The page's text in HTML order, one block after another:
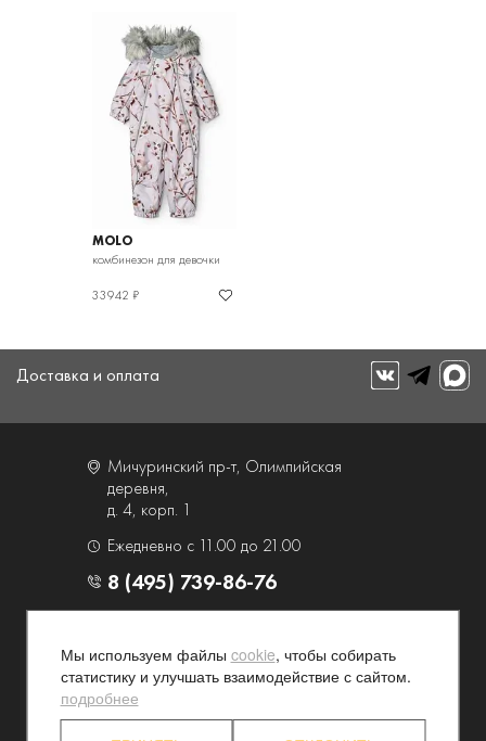
MOLO
комбинезон для девочки
33942 ₽
Доставка и оплата
Мичуринский пр-т, Олимпийская
деревня,
д. 4, корп. 1
Ежедневно с 11.00 до 21.00
8 (495) 739-86-76
Контакты и схема проезда
Наши преимущества
Программа лояльности
Партнерские программы
Конфиденциальность
Мы используем файлы cookie, чтобы собирать
статистику и улучшать взаимодействие с сайтом.
подробнее